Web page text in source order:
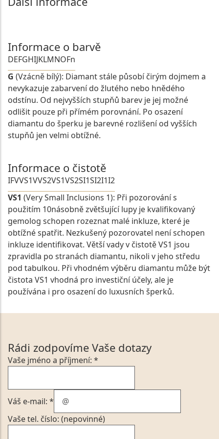
Informace o barvě
DEFGHIJKLMNOFn
G (Vzácně bílý): Diamant stále působí čirým dojmem a
nevykazuje zabarvení do žlutého nebo hnědého
odstínu. Od nejvyšších stupňů barev je jej možné
odlišit pouze při přímém porovnání. Po osazení
diamantu do šperku je barevné rozlišení od vyšších
stupňů jen velmi obtížné.
Informace o čistotě
IFVVS1VVS2VS1VS2SI1SI2I1I2
VS1 (Very Small Inclusions 1): Při pozorování s
použitím 10násobně zvětšující lupy je kvalifikovaný
gemolog schopen rozeznat malé inkluze, které je
obtížné spatřit. Nezkušený pozorovatel není schopen
inkluze identifikovat. Větší vady v čistotě VS1 jsou
zpravidla po stranách diamantu, nikoli v jeho středu
pod tabulkou. Při vhodném výběru diamantu může být
čistota VS1 vhodná pro investiční účely, ale je
používána i pro osazení do luxusních šperků.
Rádi zodpovíme Vaše dotazy
Vaše jméno a příjmení: *
Váš e-mail: *
Vaše tel. číslo: (nepovinné)